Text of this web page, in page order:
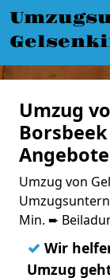
Umzug
Angebote
Umzug von
Min. ➨
✓ Wir
Umzug